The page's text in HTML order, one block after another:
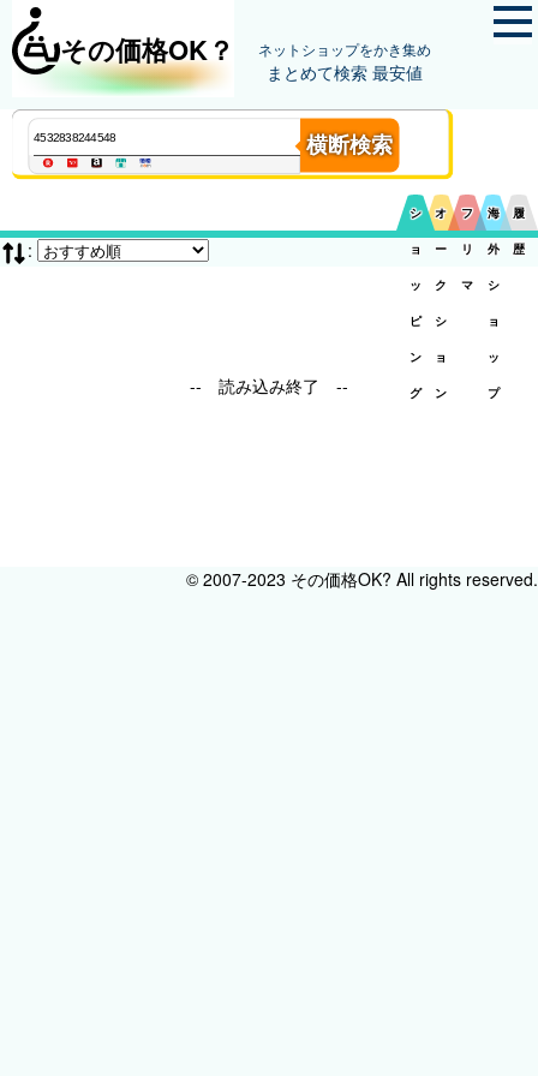
その価格OK？ ネットショップをかき集め
まとめて検索 最安値
横断検索
シ
ョ
ッ
ピ
ン
グ
オ
ー
ク
シ
ョ
ン
フ
リ
マ
海
外
シ
ョ
ッ
プ
履
歴
:
-- 読み込み終了 --
© 2007-2023 その価格OK? All rights reserved.